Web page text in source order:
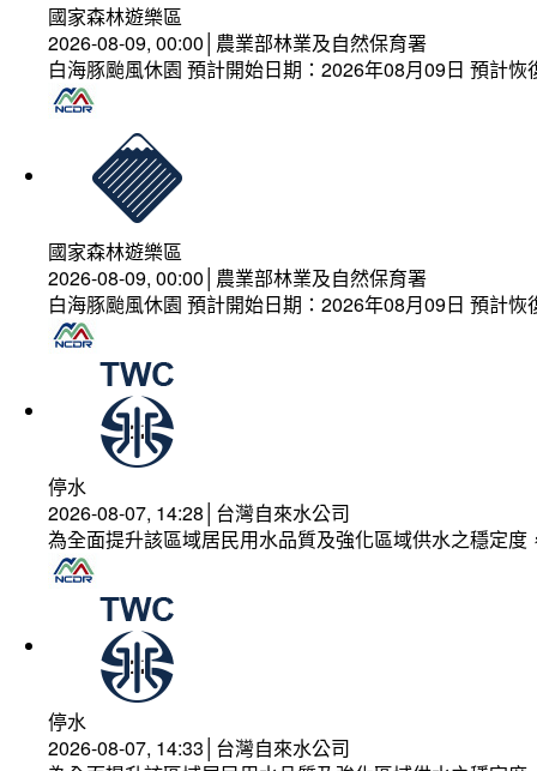
國家森林遊樂區
2026-08-09, 00:00│農業部林業及自然保育署
白海豚颱風休園 預計開始日期：2026年08月09日 預計
國家森林遊樂區
2026-08-09, 00:00│農業部林業及自然保育署
白海豚颱風休園 預計開始日期：2026年08月09日 預計
停水
2026-08-07, 14:28│台灣自來水公司
為全面提升該區域居民用水品質及強化區域供水之穩定
停水
2026-08-07, 14:33│台灣自來水公司